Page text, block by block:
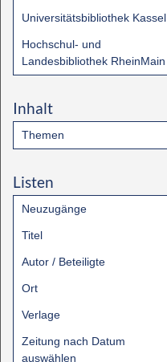
Universitätsbibliothek Kassel
Hochschul- und
Landesbibliothek RheinMain
Inhalt
Themen
Listen
Neuzugänge
Titel
Autor / Beteiligte
Ort
Verlage
Zeitung nach Datum
auswählen